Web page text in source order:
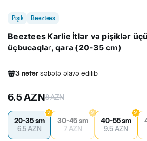
Pişik Beeztees
Beeztees Karlie İtlər və pişiklər
üçbucaqlar, qara (20-35 cm)
3 nəfər səbətə əlavə edilib
7 nəfər məhsulu alıb
səbətə əlavə edilib
6.5AZN8AZN
20-35 sm
6.5AZN
30-45 sm
7 AZN
40-55 sm
9.5AZN